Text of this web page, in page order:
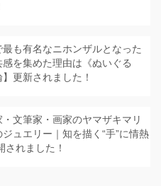
最も有名なニホンザルとなった
を集めた理由は《ぬいぐる
更新されました！
・文筆家・画家のヤマザキマリ
ュエリー｜知を描く“手”に情熱
されました！